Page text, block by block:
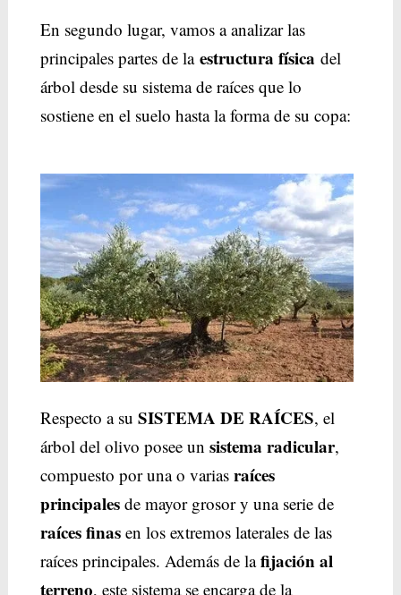
En segundo lugar, vamos a analizar las
principales partes de la estructura física del
árbol desde su sistema de raíces que lo
sostiene en el suelo hasta la forma de su copa:
Respecto a su SISTEMA DE RAÍCES, el
árbol del olivo posee un sistema radicular,
compuesto por una o varias raíces
principalesde mayor grosor y una serie de
raíces finasen los extremos laterales de las
raíces principales. Además de lafijación al
terreno, este sistema se encarga de la